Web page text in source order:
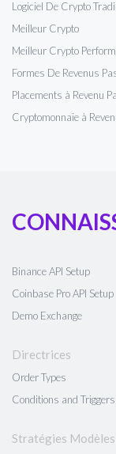
Logiciel De Crypto
Meilleur Crypto
Meilleur Crypto
Formes De Revenus
Placements à Revenu
Cryptomonnaie à
Binance API Setup
Coinbase Pro API Setup
Demo Exchange
Directrices
Order Types
Conditions and Triggers
Stratégies Modèles